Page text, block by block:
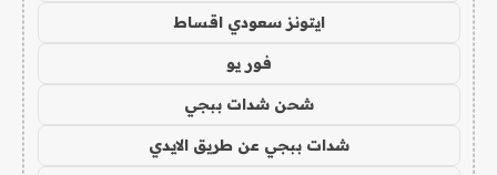
ايتونز سعودي اقساط
فور يو
شحن شدات ببجي
شدات ببجي عن طريق الايدي